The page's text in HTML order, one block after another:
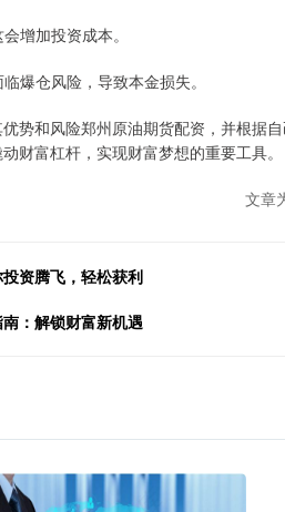
增加投资成本。
爆仓风险，导致本金损失。
势和风险郑州原油期货配资，并根据
财富杠杆，实现财富梦想的重要工具。
文章
资腾飞，轻松获利
：解锁财富新机遇